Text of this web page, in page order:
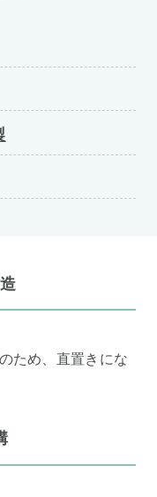
ため、直置きにな